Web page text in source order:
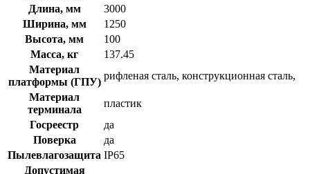
Длина, мм
3000
Ширина, мм
1250
Высота, мм
100
Масса, кг
137.45
Материал
платформы (ГПУ)
рифленая сталь, конструкционная сталь,
Материал
терминала
пластик
Госреестр
да
Поверка
да
Пылевлагозащита IP65
Допустимая